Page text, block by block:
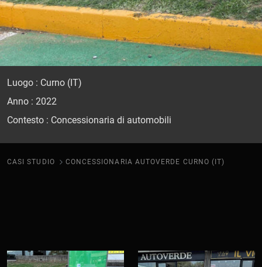
Luogo : Curno (IT)
Anno : 2022
Contesto : Concessionaria di automobili
CASI STUDIO CONCESSIONARIA AUTOVERDE CURNO (IT)